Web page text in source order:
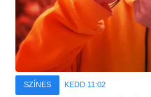
SZÍNES KEDD 11:02